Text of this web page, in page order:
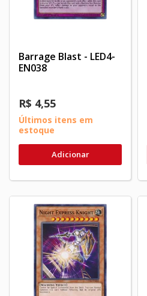
Barrage Blast - LED4-
EN038
R$ 4,55
Últimos itens em
estoque
Adicionar